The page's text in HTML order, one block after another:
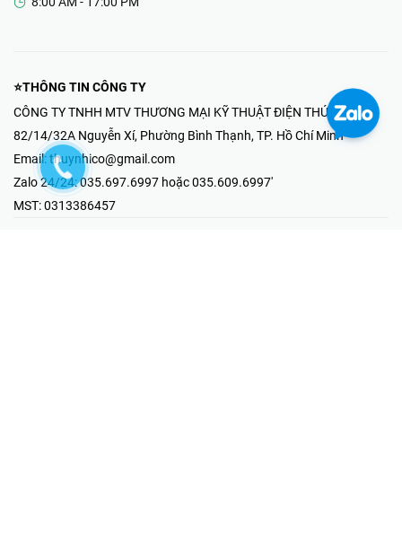
⭐THÔNG TIN CÔNG TY
CÔNG TY TNHH MTV THƯƠNG MẠI KỸ THUẬT ĐIỆN THÚY NHI
82/14/32A Nguyễn Xí, Phường Bình Thạnh, TP. Hồ Chí Minh
Email: thuynhico@gmail.com
Zalo 24/24:035.697.6997 hoặc 035.609.6997'
MST:0313386457